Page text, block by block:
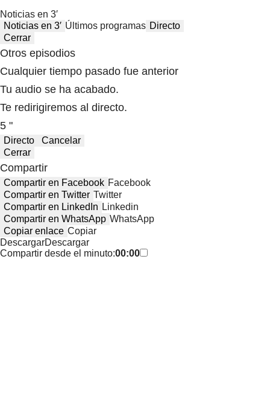
Noticias en 3′
Noticias en 3′ Últimos programas Directo
Cerrar
Otros episodios
Cualquier tiempo pasado fue anterior
Tu audio se ha acabado.
Te redirigiremos al directo.
5 "
Directo
Cancelar
Cerrar
Compartir
Compartir en Facebook Facebook
Compartir en Twitter Twitter
Compartir en LinkedIn Linkedin
Compartir en WhatsApp WhatsApp
Copiar enlace Copiar
DescargarDescargar
Compartir desde el minuto:00:00